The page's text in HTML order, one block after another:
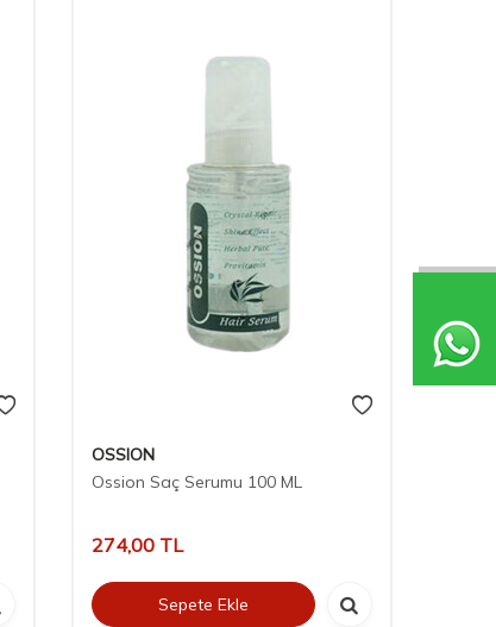
OSSION
Ossion Saç Serumu 100 ML
274,00TL
Sepete Ekle